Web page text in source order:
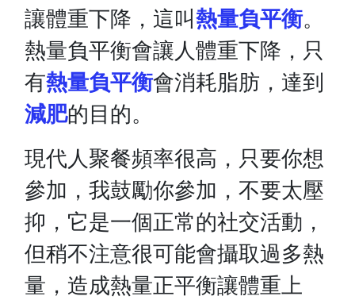
讓體重下降，這叫熱量負平衡。
熱量負平衡會讓人體重下降，只
有熱量負平衡會消耗脂肪，達到
減肥的目的。
現代人聚餐頻率很高，只要你想
參加，我鼓勵你參加，不要太壓
抑，它是一個正常的社交活動，
但稍不注意很可能會攝取過多熱
量，造成熱量正平衡讓體重上